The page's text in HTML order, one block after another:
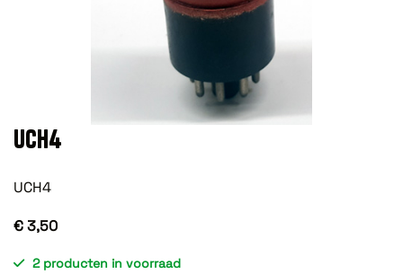
UCH4
UCH4
€ 3,50
2 producten in voorraad